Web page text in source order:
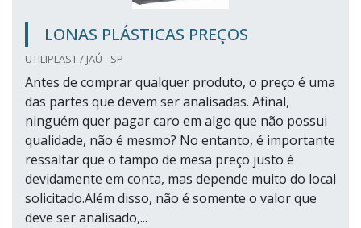
LONAS PLÁSTICAS PREÇOS
UTILIPLAST / JAÚ - SP
Antes de comprar qualquer produto, o preço é uma
das partes que devem ser analisadas. Afinal,
ninguém quer pagar caro em algo que não possui
qualidade, não é mesmo? No entanto, é importante
ressaltar que o tampo de mesa preço justo é
devidamente em conta, mas depende muito do local
solicitado.Além disso, não é somente o valor que
deve ser analisado,...